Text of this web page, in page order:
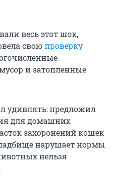
весь этот шок,
свою проверку
и затопленные
удивлять: предложил
для домашних
захоронений кошек
нарушает нормы
нельзя